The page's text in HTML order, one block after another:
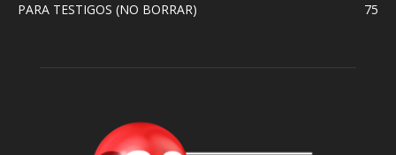
PARA TESTIGOS (NO BORRAR)
75